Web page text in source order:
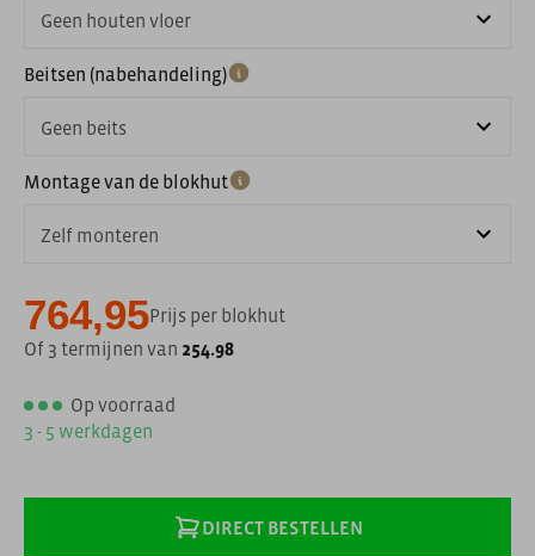
Geen houten vloer
Beitsen (nabehandeling)
Geen beits
Montage van de blokhut
Zelf monteren
764,95Prijs per blokhut
Of 3 termijnen van 254.98
Op voorraad
3 - 5 werkdagen
DIRECT BESTELLEN